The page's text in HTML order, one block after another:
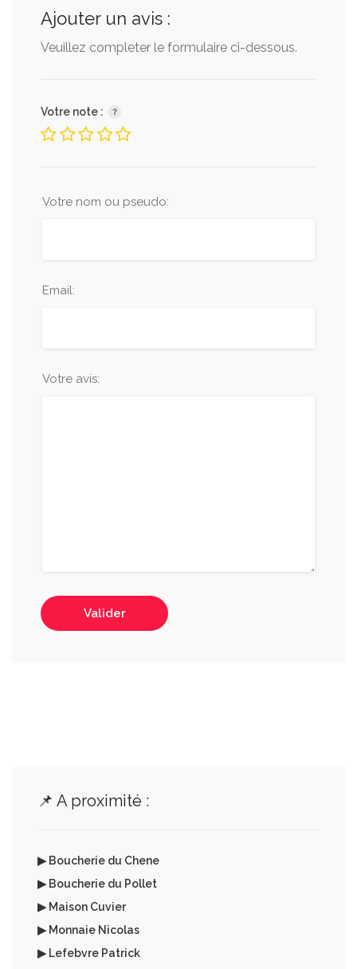
Ajouter un avis :
Veuillez completer le formulaire ci-dessous.
Votre note :
Votre nom ou pseudo:
Email:
Votre avis:
Valider
📌 A proximité :
▶ Boucherie du Chene
▶ Boucherie du Pollet
▶ Maison Cuvier
▶ Monnaie Nicolas
▶ Lefebvre Patrick